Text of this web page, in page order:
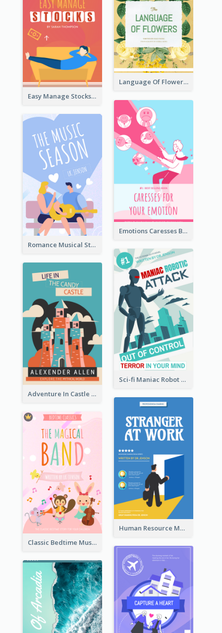
Easy Manage Stocks Book Cover Design
Language Of Flowers Book Cover
Emotions Caresses Book Cover
Romance Musical Story Book Cover
Sci-fi Maniac Robot Book Cover
Adventure In Castle Book Cover
Human Resource Management Book Cover
Classic Bedtime Musical Story Book Cover